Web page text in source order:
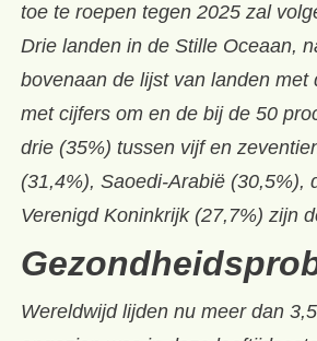
toe te roepen tegen 2025 zal
Drie landen in de Stille Oceaan,
bovenaan de lijst van landen
met cijfers om en de bij de 50
drie (35%) tussen vijf en
(31,4%), Saoedi-Arabië (30,5%),
Verenigd Koninkrijk (27,7%) zijn
Wereldwijd lijden nu meer dan